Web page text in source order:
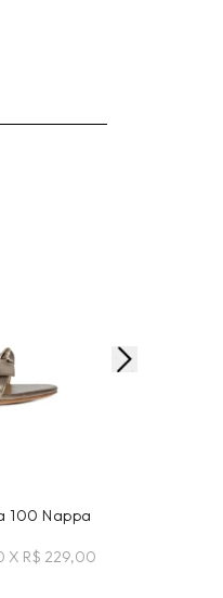
100 Nappa
X R$ 229,00